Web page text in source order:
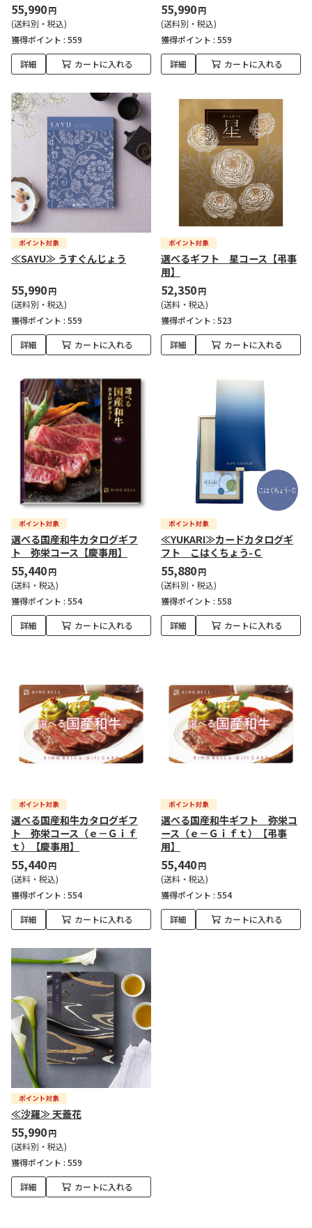
55,990円
(送料別・税込)
獲得ポイント : 559
詳細 カートに入れる
55,990円
(送料別・税込)
獲得ポイント : 559
詳細 カートに入れる
≪SAYU≫ うすぐんじょう
55,990円
(送料別・税込)
獲得ポイント : 559
詳細 カートに入れる
選べるギフト 星コース【弔事
用】
52,350円
(送料・税込)
獲得ポイント : 523
詳細 カートに入れる
選べる国産和牛カタログギフ
ト 弥栄コース【慶事用】
55,440円
(送料・税込)
獲得ポイント : 554
詳細 カートに入れる
≪YUKARI≫カードカタログギ
フト こはくちょう-Ｃ
55,880円
(送料別・税込)
獲得ポイント : 558
詳細 カートに入れる
選べる国産和牛カタログギフ
ト 弥栄コース（ｅ－Ｇｉｆ
ｔ）【慶事用】
55,440円
(送料・税込)
獲得ポイント : 554
詳細 カートに入れる
選べる国産和牛ギフト 弥栄コ
ース（ｅ－Ｇｉｆｔ）【弔事
用】
55,440円
(送料・税込)
獲得ポイント : 554
詳細 カートに入れる
≪沙羅≫ 天蓋花
55,990円
(送料別・税込)
獲得ポイント : 559
詳細 カートに入れる